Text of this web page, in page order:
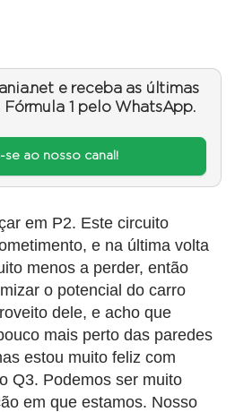
e receba as últimas
1 pelo WhatsApp.
se ao nosso canal!
em P2. Este circuito
e na última volta
menos a perder, então
o potencial do carro
dele, e acho que
mais perto das paredes
estou muito feliz com
Q3. Podemos ser muito
em que estamos. Nosso